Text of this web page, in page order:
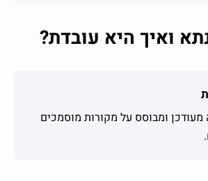
ואיך היא עובדת?
מעודכן ומבוסס על מקורות מוסמכים